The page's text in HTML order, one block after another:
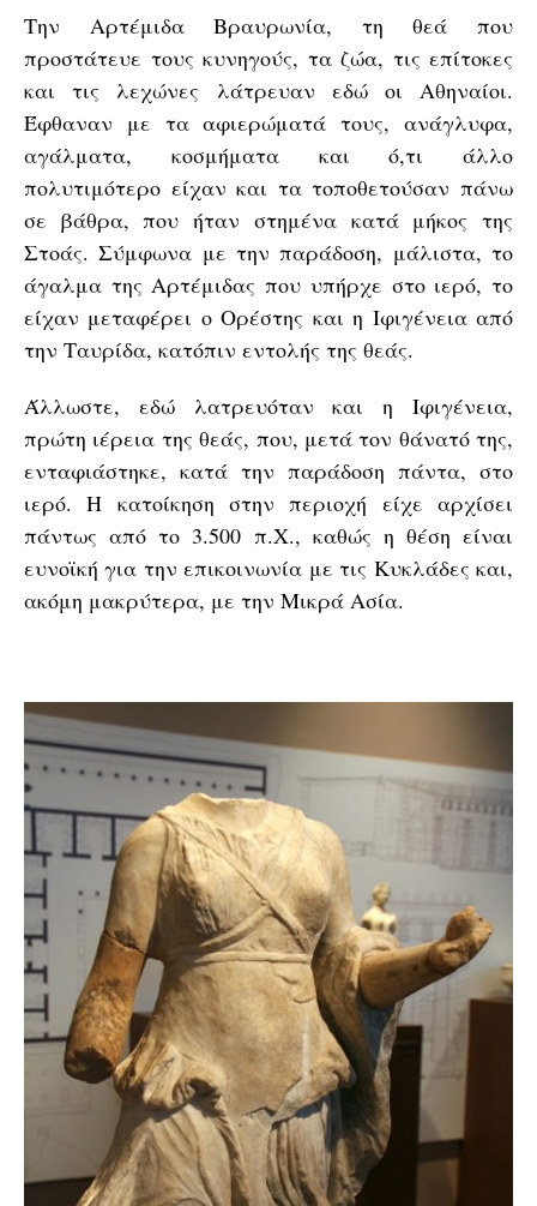
Την Αρτέμιδα Βραυρωνία, τη θεά που
προστάτευε τους κυνηγούς, τα ζώα, τις επίτοκες
και τις λεχώνες λάτρευαν εδώ οι Αθηναίοι.
Έφθαναν με τα αφιερώματά τους, ανάγλυφα,
αγάλματα, κοσμήματα και ό,τι άλλο
πολυτιμότερο είχαν και τα τοποθετούσαν πάνω
σε βάθρα, που ήταν στημένα κατά μήκος της
Στοάς. Σύμφωνα με την παράδοση, μάλιστα, το
άγαλμα της Αρτέμιδας που υπήρχε στο ιερό, το
είχαν μεταφέρει ο Ορέστης και η Ιφιγένεια από
την Ταυρίδα, κατόπιν εντολής της θεάς.
Άλλωστε, εδώ λατρευόταν και η Ιφιγένεια,
πρώτη ιέρεια της θεάς, που, μετά τον θάνατό της,
ενταφιάστηκε, κατά την παράδοση πάντα, στο
ιερό. Η κατοίκηση στην περιοχή είχε αρχίσει
πάντως από το 3.500 π.Χ., καθώς η θέση είναι
ευνοϊκή για την επικοινωνία με τις Κυκλάδες και,
ακόμη μακρύτερα, με την Μικρά Ασία.